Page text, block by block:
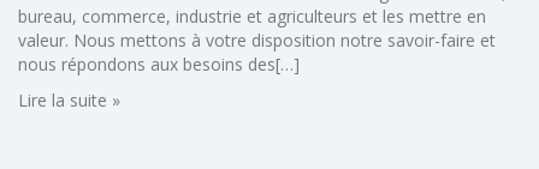
bureau, commerce, industrie et agriculteurs et les mettre en
valeur. Nous mettons à votre disposition notre savoir-faire et
nous répondons aux besoins des[…]
Lire la suite »